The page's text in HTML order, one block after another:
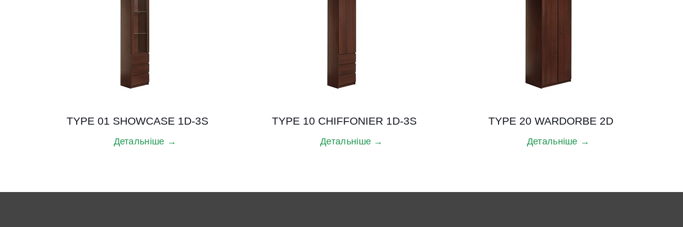
TYPE 01 SHOWCASE 1D-3S
Детальніше →
TYPE 10 CHIFFONIER 1D-3S
Детальніше →
TYPE 20 WARDORBE 2D
Детальніше →